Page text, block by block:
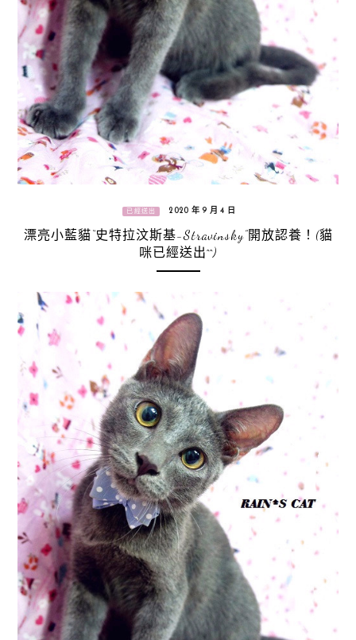
已經送出 2020 年 9 月 4 日
漂亮小藍貓“史特拉汶斯基-Stravinsky”開放認養！(貓
咪已經送出^^)